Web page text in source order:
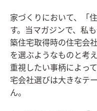
家づくりにおいて、「
す。当マガジンで、私
築住宅取得時の住宅会
を選ぶようなものと考
重視したい事柄によっ
宅会社選びは大きなテ
ん。